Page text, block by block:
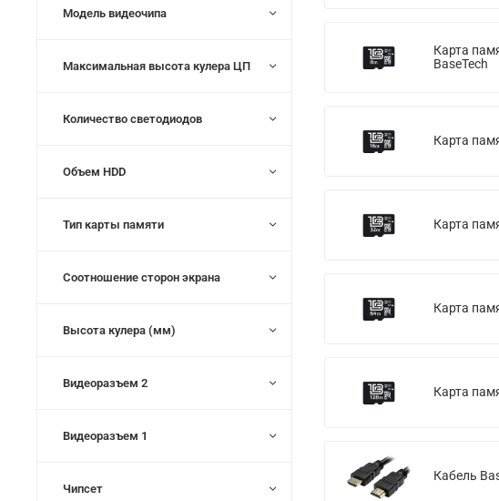
Карта
BaseTech
Карта
Карта
Карта
Карта
Кабель
Модель видеочипа
Максимальная высота кулера ЦП
Количество светодиодов
Объем HDD
Тип карты памяти
Соотношение сторон экрана
Высота кулера (мм)
Видеоразъем 2
Видеоразъем 1
Чипсет